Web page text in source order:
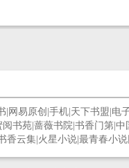
网易原创 手机 天下书盟 电
阅书苑 蔷薇书院 书香门第 中
香云集 火星小说 最青春小